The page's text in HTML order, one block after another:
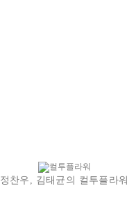
정찬우, 김태균의 컬투플라워